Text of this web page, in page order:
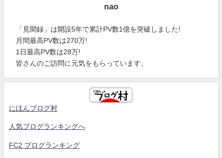
nao
「見聞録」は開設5年で累計PV数1億を突破しました!
月間最高PV数は270万!
1日最高PV数は28万!
皆さんのご訪問に元気をもらっています。
にほんブログ村
人気ブログランキングへ
FC2 ブログランキング